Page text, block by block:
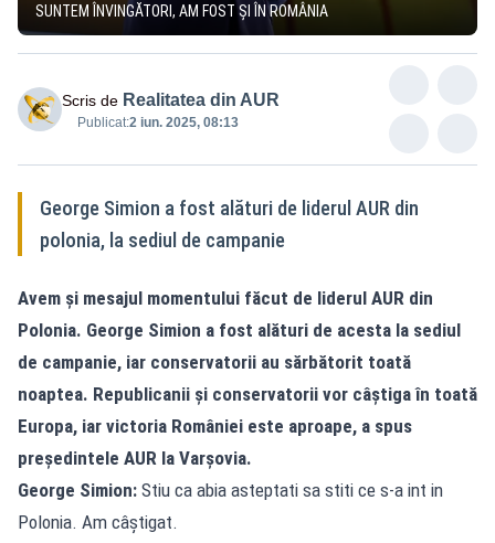
SUNTEM ÎNVINGĂTORI, AM FOST ȘI ÎN ROMÂNIA
Scris de Realitatea din AUR
Publicat:2 iun. 2025, 08:13
George Simion a fost alături de liderul AUR din
polonia, la sediul de campanie
Avem și mesajul momentului făcut de liderul AUR din
Polonia. George Simion a fost alături de acesta la sediul
de campanie, iar conservatorii au sărbătorit toată
noaptea. Republicanii și conservatorii vor câștiga în toată
Europa, iar victoria României este aproape, a spus
președintele AUR la Varșovia.
George Simion: Stiu ca abia asteptati sa stiti ce s-a int in
Polonia. Am câștigat.